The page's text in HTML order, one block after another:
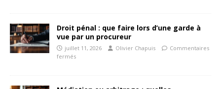
Droit pénal : que faire lors d’une garde à
vue par un procureur
juillet 11, 2026 Olivier Chapuis
Commentaires
fermés